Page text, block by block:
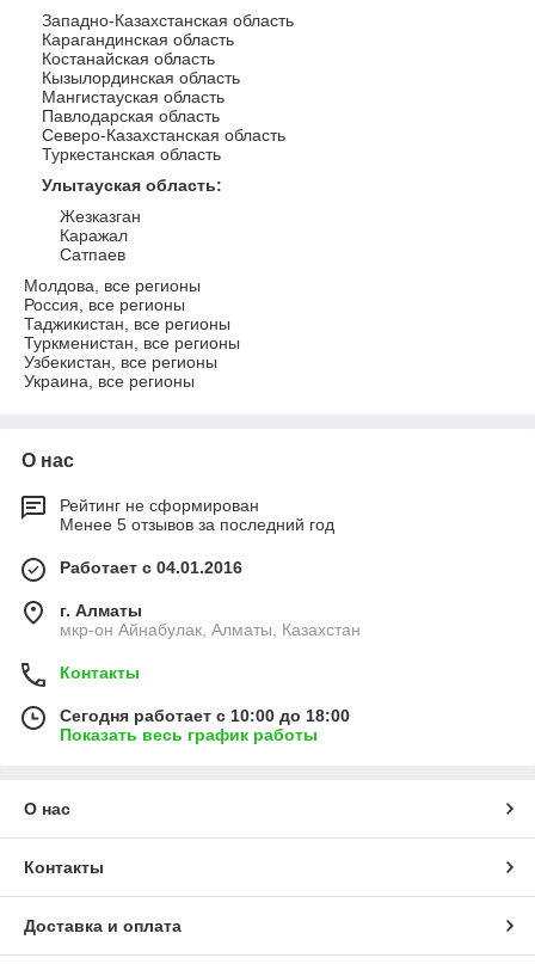
Западно-Казахстанская область
Карагандинская область
Костанайская область
Кызылординская область
Мангистауская область
Павлодарская область
Северо-Казахстанская область
Туркестанская область
Улытауская область:
Жезказган
Каражал
Сатпаев
Молдова, все регионы
Россия, все регионы
Таджикистан, все регионы
Туркменистан, все регионы
Узбекистан, все регионы
Украина, все регионы
О нас
Рейтинг не сформирован
Менее 5 отзывов за последний год
Работает с 04.01.2016
г. Алматы
мкр-он Айнабулак, Алматы, Казахстан
Контакты
Сегодня работает с 10:00 до 18:00
Показать весь график работы
О нас
Контакты
Доставка и оплата